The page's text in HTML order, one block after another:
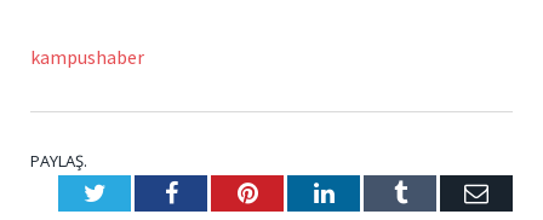
kampushaber
PAYLAŞ.
TwitterFacebookPinterestLinkedInTumblr E-